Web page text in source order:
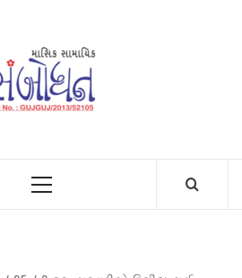
Primary